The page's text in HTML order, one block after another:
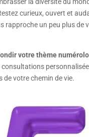
curieux, ouvert et
rapproche un peu plus de
votre thème
consultations
de votre chemin de vie.